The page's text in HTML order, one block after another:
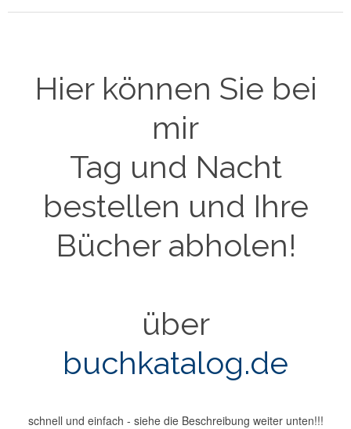
Hier können Sie bei
mir
Tag und Nacht
bestellen und Ihre
Bücher abholen!
über
buchkatalog.de
schnell und einfach - siehe die Beschreibung weiter unten!!!